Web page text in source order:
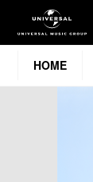
HOME